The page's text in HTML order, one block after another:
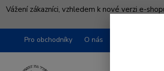
Vážení zákazníci, vzhledem k nové verzi e-
Pro obchodníky O nás